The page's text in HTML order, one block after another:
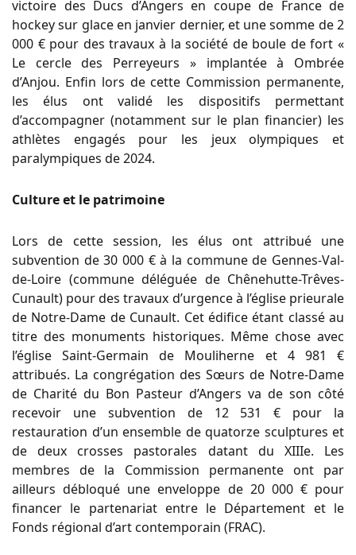
victoire des Ducs d’Angers en coupe de France de
hockey sur glace en janvier dernier, et une somme de 2
000 € pour des travaux à la société de boule de fort «
Le cercle des Perreyeurs » implantée à Ombrée
d’Anjou. Enfin lors de cette Commission permanente,
les élus ont validé les dispositifs permettant
d’accompagner (notamment sur le plan financier) les
athlètes engagés pour les jeux olympiques et
paralympiques de 2024.
Culture et le patrimoine
Lors de cette session, les élus ont attribué une
subvention de 30 000 € à la commune de Gennes-Val-
de-Loire (commune déléguée de Chênehutte-Trêves-
Cunault) pour des travaux d’urgence à l’église prieurale
de Notre-Dame de Cunault. Cet édifice étant classé au
titre des monuments historiques. Même chose avec
l’église Saint-Germain de Mouliherne et 4 981 €
attribués. La congrégation des Sœurs de Notre-Dame
de Charité du Bon Pasteur d’Angers va de son côté
recevoir une subvention de 12 531 € pour la
restauration d’un ensemble de quatorze sculptures et
de deux crosses pastorales datant du XIIIe. Les
membres de la Commission permanente ont par
ailleurs débloqué une enveloppe de 20 000 € pour
financer le partenariat entre le Département et le
Fonds régional d’art contemporain (FRAC).